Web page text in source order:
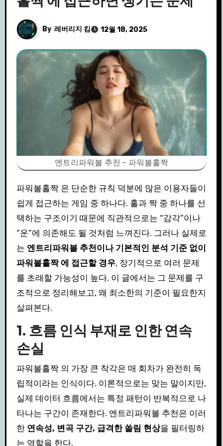
By 레버리지 킴 12월 18, 2025
엔트리파워볼 추천 - 파워볼홀짝
파워볼홀짝 은 단순한 규칙 덕분에 많은 이용자들이
쉽게 접근하는 게임 중 하나다. 홀과 짝 중 하나를 선
택하는 구조이기 때문에 직관적으로는 “감각”이나
“운”에 의존해도 될 것처럼 느껴진다. 그러나 실제로
는 엔트리파워볼 추천이나 기본적인 분석 기준 없이
파워볼홀짝 에 접근할 경우, 장기적으로 여러 문제
를 초래할 가능성이 높다. 이 글에서는 그 문제를 구
조적으로 정리해보고, 왜 최소한의 기준이 필요한지
살펴본다.
1. 흐름 인식 부재로 인한 연속
손실
파워볼홀짝 의 가장 큰 착각은 매 회차가 완전히 독
립적이라는 인식이다. 이론적으로는 맞는 말이지만,
실제 데이터 흐름에서는 특정 패턴이 반복적으로 나
타나는 구간이 존재한다. 엔트리파워볼 추천은 이러
한 연속성, 변곡 구간, 급격한 쏠림 현상을 필터링하
는 역할을 한다.